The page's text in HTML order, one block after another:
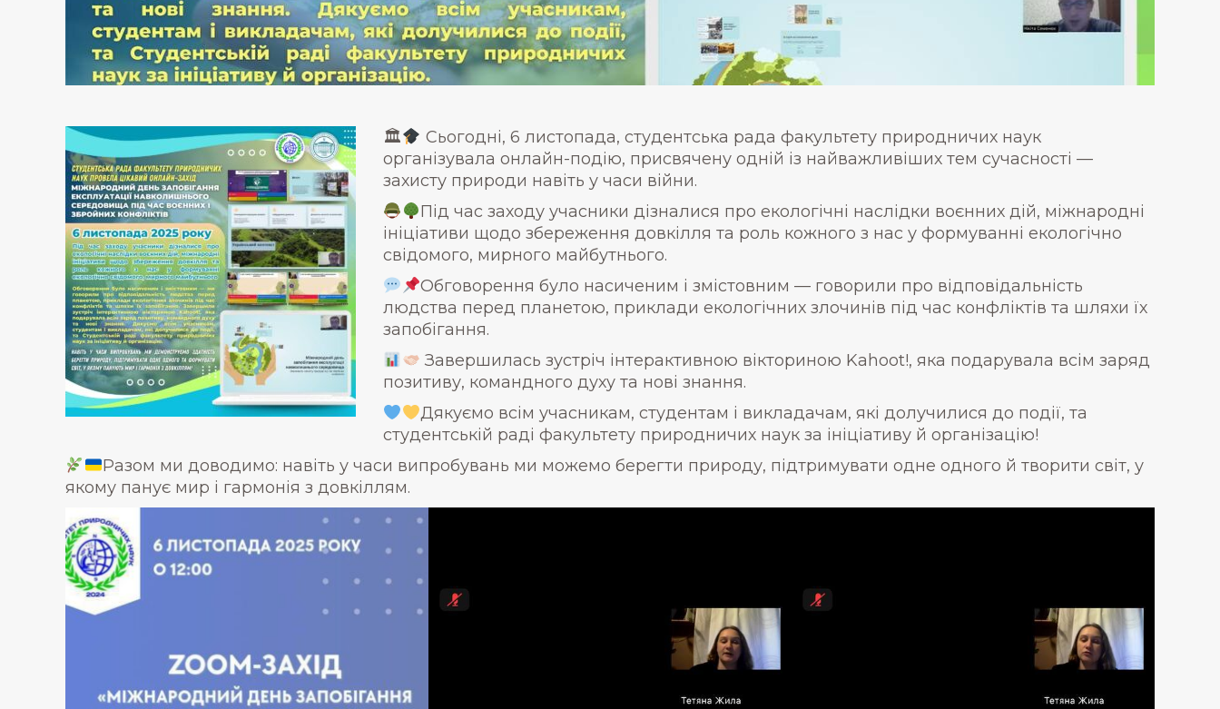
🏛
Сьогодні, 6 листопада, студентська рада факультету природничих наук
організувала онлайн-подію, присвячену одній із найважливіших тем сучасності —
захисту природи навіть у часи війни.
Під час заходу учасники дізналися про екологічні наслідки воєнних дій, міжнародні
ініціативи щодо збереження довкілля та роль кожного з нас у формуванні екологічно
свідомого, мирного майбутнього.
Обговорення було насиченим і змістовним — говорили про відповідальність
людства перед планетою, приклади екологічних злочинів під час конфліктів та шляхи їх
запобігання.
Завершилась зустріч інтерактивною вікториною Kahoot!, яка подарувала всім заряд
позитиву, командного духу та нові знання.
Дякуємо всім учасникам, студентам і викладачам, які долучилися до події, та
студентській раді факультету природничих наук за ініціативу й організацію!
Разом ми доводимо: навіть у часи випробувань ми можемо берегти природу, підтримувати одне одного й творити світ, у
якому панує мир і гармонія з довкіллям.